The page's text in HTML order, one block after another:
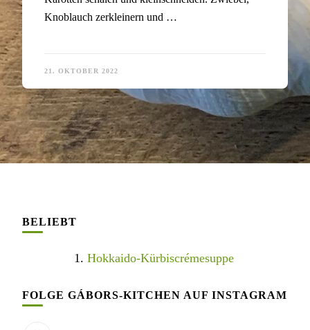
Knoblauch zerkleinern und …
21. OKTOBER 2022
BELIEBT
Hokkaido-Kürbiscrémesuppe
FOLGE GÁBORS-KITCHEN AUF INSTAGRAM